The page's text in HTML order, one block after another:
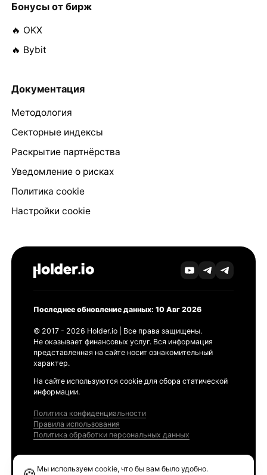
Бонусы от бирж
🔥 OKX
🔥 Bybit
Документация
Методология
Секторные индексы
Раскрытие партнёрства
Уведомление о рисках
Политика cookie
Настройки cookie
Последнее обновление данных: 10 Авг 2026
© 2017 - 2026 Holder.io | Все права защищены.
Не оказывает финансовых услуг. Вся информация
представленная на сайте носит ознакомительный
характер.
На сайте используются cookie для сбора статической
информации.
Политика конфиденциальности
Правила использования
Политика обработки персональных данных
Мы используем cookie, что бы вам было удобно.